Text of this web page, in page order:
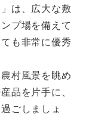
は、広大な敷
プ場を備えて
も非常に優秀
村風景を眺め
品を片手に、
ごしましょ